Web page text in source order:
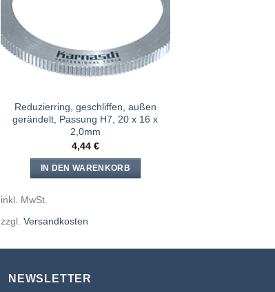
Reduzierring, geschliffen, außen
gerändelt, Passung H7, 20 x 16 x
2,0mm
4,44 €
IN DEN WARENKORB
inkl. MwSt.
zzgl. Versandkosten
NEWSLETTER